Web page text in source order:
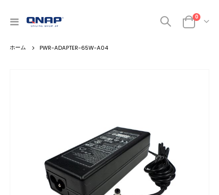
ナ
呼
カート
0商品
PWR-ADAPTER-65W-A04